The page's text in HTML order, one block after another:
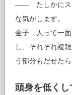
―― たしかにス
な気がします。
金子 人って一面
し、それぞれ複
う部分もだせた
頭身を低く